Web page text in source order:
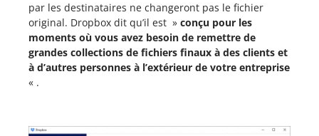
par les destinataires ne changeront pas le fichier
original. Dropbox dit qu’il est » conçu pour les
moments où vous avez besoin de remettre de
grandes collections de fichiers finaux à des clients et
à d’autres personnes à l’extérieur de votre entreprise
« .